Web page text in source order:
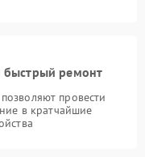
быстрый ремонт
провести
в кратчайшие